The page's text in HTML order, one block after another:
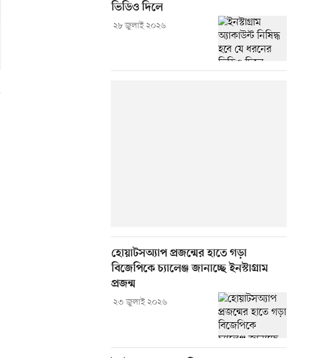
ভিডিও দিলে
২৮ জুলাই ২০২৬
হোয়াটসঅ্যাপ প্রজন্মের হাতে গড়া
বিজেপিকে চ্যালেঞ্জ জানাচ্ছে ইনস্টাগ্রাম
প্রজন্ম
২৩ জুলাই ২০২৬